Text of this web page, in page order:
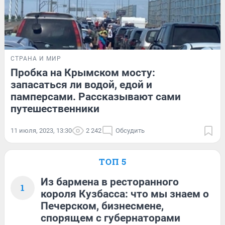
СТРАНА И МИР
Пробка на Крымском мосту:
запасаться ли водой, едой и
памперсами. Рассказывают сами
путешественники
11 июля, 2023, 13:30 2 242 Обсудить
ТОП 5
1
Из бармена в ресторанного
короля Кузбасса: что мы знаем о
Печерском, бизнесмене,
спорящем с губернаторами